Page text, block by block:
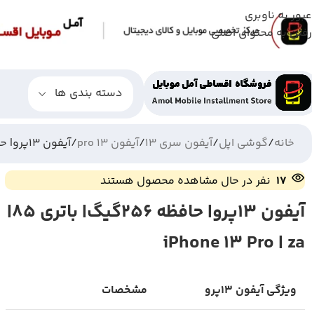
عبور به ناوبری
رفتن به محتوای اصلی
دسته بندی ها
خانه گوشی اپل آیفون سری 13 آیفون 13 pro آیفون 13پرو| حافظه 256گیگ| باتری 85| iPhone 13 Pro | za
17 نفر در حال مشاهده محصول هستند
آیفون 13پرو| حافظه 256گیگ| باتری 85|
iPhone 13 Pro | za
ویژگیآیفون 13پرو مشخصات